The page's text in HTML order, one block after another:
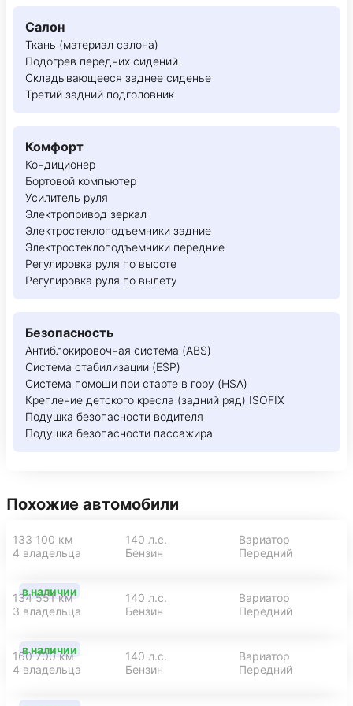
Салон
Ткань (материал салона)
Подогрев передних сидений
Складывающееся заднее сиденье
Третий задний подголовник
Комфорт
Кондиционер
Бортовой компьютер
Усилитель руля
Электропривод зеркал
Электростеклоподъемники задние
Электростеклоподъемники передние
Регулировка руля по высоте
Регулировка руля по вылету
Безопасность
Антиблокировочная система (ABS)
Система стабилизации (ESP)
Система помощи при старте в гору (HSA)
Крепление детского кресла (задний ряд) ISOFIX
Подушка безопасности водителя
Подушка безопасности пассажира
Похожие автомобили
в наличии
133 100 км 140 л.с.
Вариатор
4 владельца
Бензин Передний
в наличии
134 551 км 140 л.с.
Вариатор
3 владельца
Бензин Передний
160 700 км 140 л.с.
Вариатор
4 владельца
Бензин Передний